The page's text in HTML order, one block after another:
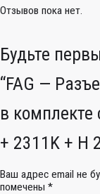
Отзывов пока нет.
Будьте
“FAG —
в
+ 2311K + H
Ваш адрес email не
помечены *